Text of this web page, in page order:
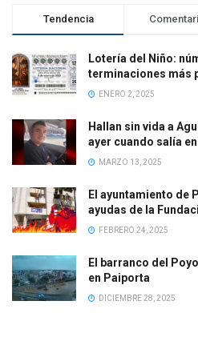
Tendencia
Lotería del Niño:
terminaciones más
ENERO 2, 2025
Hallan sin vida a
ayer cuando salía
MARZO 13, 2025
El ayuntamiento de
ayudas de la
FEBRERO 24, 2025
El barranco del
en Paiporta
DICIEMBRE 28, 2025